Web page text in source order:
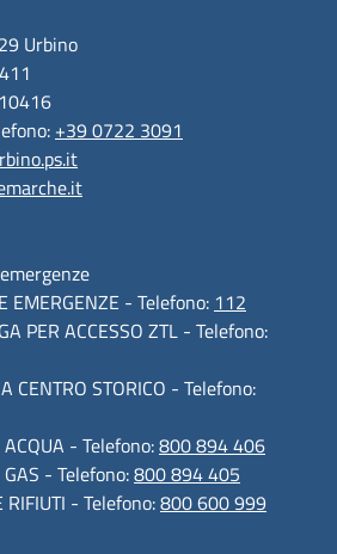
Urbino
+39 0722 3091
EMERGENZE - Telefono: 112
PER ACCESSO ZTL - Telefono:
CENTRO STORICO - Telefono:
ACQUA - Telefono:800 894 406
GAS - Telefono:800 894 405
RIFIUTI - Telefono:800 600 999